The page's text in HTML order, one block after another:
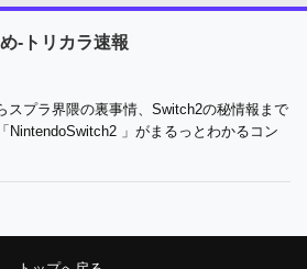
-トリカラ速報
スプラ界隈の裏事情、Switch2の秘情報まで
NintendoSwitch2 」がまるっとわかるコン